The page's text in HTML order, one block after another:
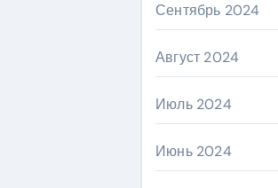
Сентябрь 2024
Август 2024
Июль 2024
Июнь 2024